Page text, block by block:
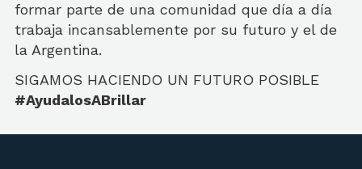
formar parte de una comunidad que día a día
trabaja incansablemente por su futuro y el de
la Argentina.
SIGAMOS HACIENDO UN FUTURO POSIBLE
#AyudalosABrillar